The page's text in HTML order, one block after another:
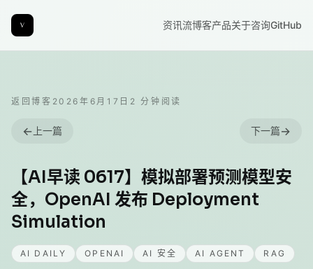
资讯流博客产品关于咨询GitHub
返回博客 2026年6月17日 2 分钟阅读
← 上一篇 下一篇→
【AI早读 0617】模拟部署预测模型安
全，OpenAI 发布 Deployment
Simulation
AI DAILY OPENAI AI 安全 AI AGENT RAG